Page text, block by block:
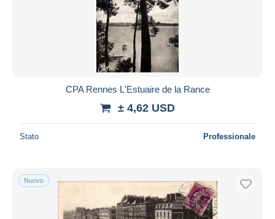
CPA Rennes L'Estuaire de la Rance
± 4,62 USD
Stato Professionale
Nuovo